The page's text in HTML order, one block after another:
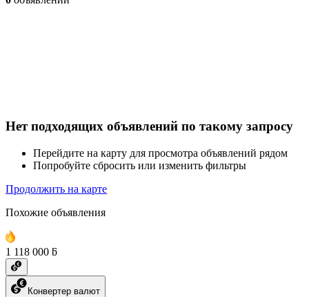
Нет подходящих объявлений по такому запросу
Перейдите на карту для просмотра объявлений рядом
Попробуйте сбросить или изменить фильтры
Продолжить на карте
Похожие объявления
1 118 000 ƃ
Конвертер валют